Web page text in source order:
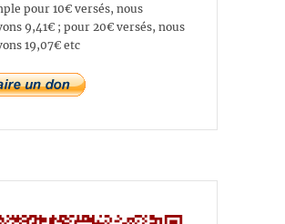
pour 10€ versés, nous
9,41€ ; pour 20€ versés, nous
19,07€ etc